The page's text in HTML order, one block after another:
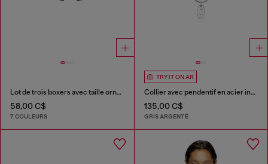
Lot de trois boxers avec taille ornée du logo sur toute la surface
58,00 C$
7 COULEURS
TRY IT ON AR
Collier avec pendentif en acier inoxydable
135,00 C$
GRIS ARGENTÉ